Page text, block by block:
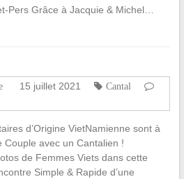
Pers Grâce à Jacquie & Michel…
15 juillet 2021
Cantal
d’Origine VietNamienne sont à
Couple avec un Cantalien !
de Femmes Viets dans cette
Simple & Rapide d’une